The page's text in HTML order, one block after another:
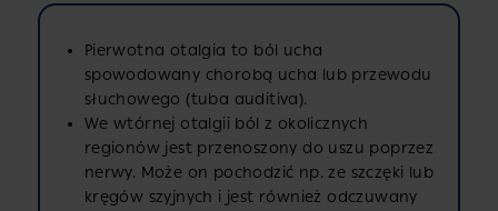
Pierwotna otalgia to ból ucha
spowodowany chorobą ucha lub przewodu
słuchowego (tuba auditiva).
We wtórnej otalgii ból z okolicznych
regionów jest przenoszony do uszu poprzez
nerwy. Może on pochodzić np. ze szczęki lub
kręgów szyjnych i jest również odczuwany